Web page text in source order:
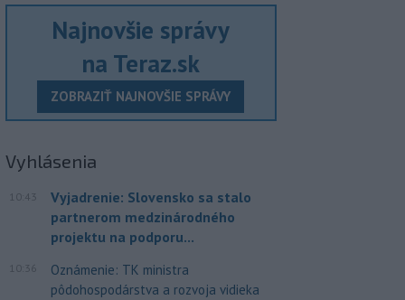
Najnovšie správy
na Teraz.sk
ZOBRAZIŤ NAJNOVŠIE SPRÁVY
Vyhlásenia
10:43
Vyjadrenie: Slovensko sa stalo
partnerom medzinárodného
projektu na podporu...
10:36
Oznámenie: TK ministra
pôdohospodárstva a rozvoja vidieka